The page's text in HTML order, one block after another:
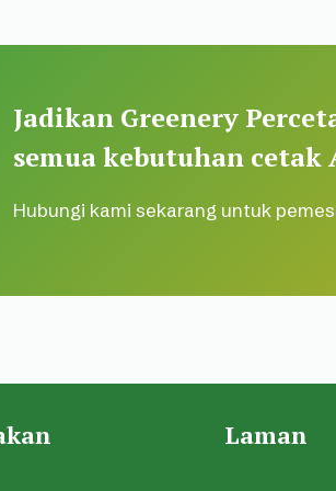
Jadikan Greenery
semua kebutuhan cetak
Hubungi kami sekarang untuk
Laman